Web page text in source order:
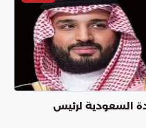
السعودية لرئيس